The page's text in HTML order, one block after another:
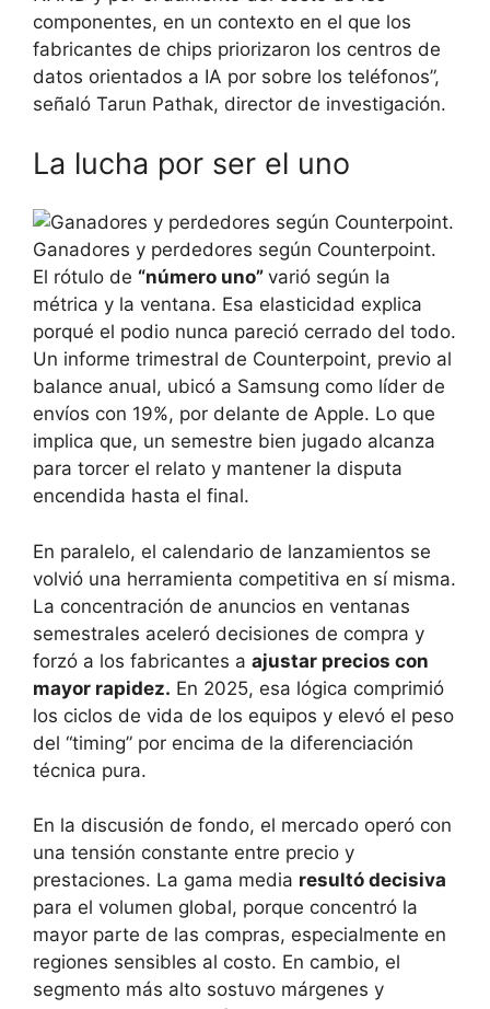
componentes, en un contexto en el que los
fabricantes de chips priorizaron los centros de
datos orientados a IA por sobre los teléfonos”,
señaló Tarun Pathak, director de investigación.
La lucha por ser el uno
Ganadores y perdedores según Counterpoint.
El rótulo de “número uno” varió según la
métrica y la ventana. Esa elasticidad explica
porqué el podio nunca pareció cerrado del todo.
Un informe trimestral de Counterpoint, previo al
balance anual, ubicó a Samsung como líder de
envíos con 19%, por delante de Apple. Lo que
implica que, un semestre bien jugado alcanza
para torcer el relato y mantener la disputa
encendida hasta el final.
En paralelo, el calendario de lanzamientos se
volvió una herramienta competitiva en sí misma.
La concentración de anuncios en ventanas
semestrales aceleró decisiones de compra y
forzó a los fabricantes a ajustar precios con
mayor rapidez. En 2025, esa lógica comprimió
los ciclos de vida de los equipos y elevó el peso
del “timing” por encima de la diferenciación
técnica pura.
En la discusión de fondo, el mercado operó con
una tensión constante entre precio y
prestaciones. La gama media resultó decisiva
para el volumen global, porque concentró la
mayor parte de las compras, especialmente en
regiones sensibles al costo. En cambio, el
segmento más alto sostuvo márgenes y